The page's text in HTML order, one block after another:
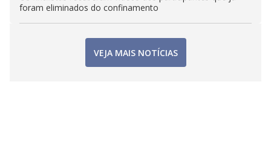
foram eliminados do confinamento
VEJA MAIS NOTÍCIAS